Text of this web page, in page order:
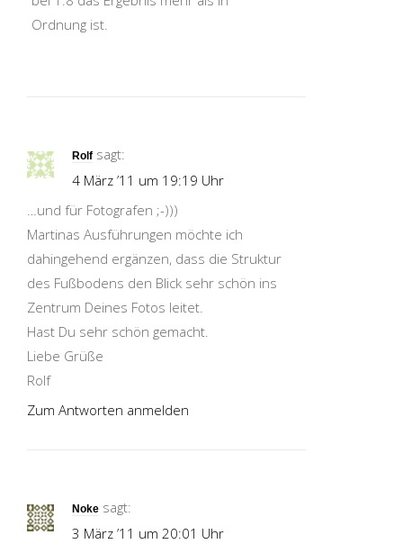
Ordnung ist.
Rolf sagt:
4 März ’11 um 19:19 Uhr
…und für Fotografen ;-)))
Martinas Ausführungen möchte ich
dahingehend ergänzen, dass die Struktur
des Fußbodens den Blick sehr schön ins
Zentrum Deines Fotos leitet.
Hast Du sehr schön gemacht.
Liebe Grüße
Rolf
Zum Antworten anmelden
Noke sagt:
3 März ’11 um 20:01 Uhr